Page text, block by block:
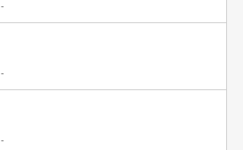
-
-
-